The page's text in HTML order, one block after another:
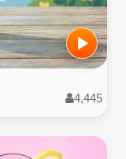
4,445